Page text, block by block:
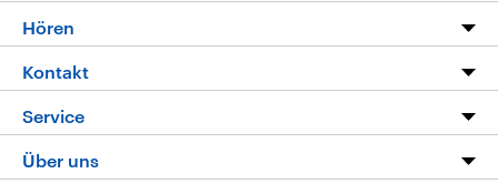
Programm
Die Nachrichten
Nachrichtenleicht
Neue Beiträge auf dlf.de
Hören
Livestream
Podcasts
Deutschlandfunk App
Kontakt
Hörerservice
Service
FAQ
Über uns